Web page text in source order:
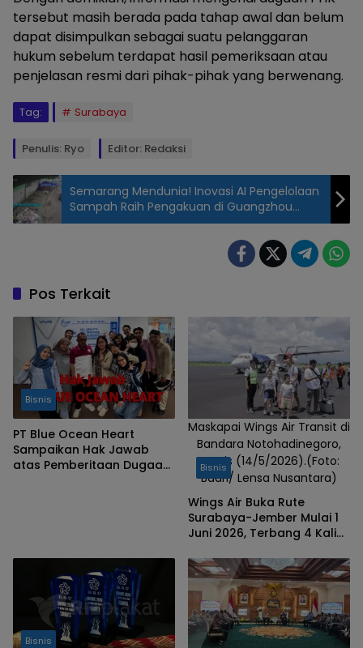
tersebut masih berada pada tahap awal dan belum
dapat disimpulkan sebagai suatu pelanggaran
hukum sebelum terdapat hasil pemeriksaan atau
penjelasan resmi dari pihak-pihak yang berwenang.
Tag: Surabaya
Penulis: Ryo Editor: Redaksi
Surabaya,
kantor PT
Blue Ocean
Heart yang
dikenal
sebagai
pusat
operasional
Vivo
Semarang Mendunia! Inovasi AI Pengelolaan
Sampah Raih Pengakuan di Guangzhou
Award 2026
Pos Terkait
Bisnis
PT Blue Ocean Heart
Sampaikan Hak Jawab
atas Pemberitaan Dugaan
Maskapai Wings Air Transit di
Bandara Notohadinegoro,
Kamis (14/5/2026).(Foto:
Badri/ Lensa Nusantara)
Bisnis
Wings Air Buka Rute
Surabaya-Jember Mulai 1
Juni 2026, Terbang 4 Kali
Bisnis